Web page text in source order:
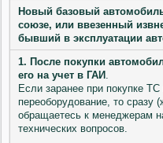
Новый базовый
союзе, или ввезенный
бывший в эксплуатации
1. После покупки
его на учет в ГАИ .
Если заранее при покупке
переоборудование, то сразу
обращаетесь к менеджерам
технических вопросов.